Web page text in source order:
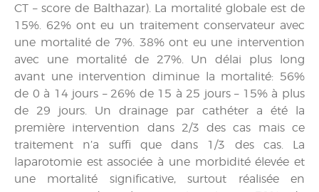
CT – score de Balthazar). La mortalité globale est de
15%. 62% ont eu un traitement conservateur avec
une mortalité de 7%. 38% ont eu une intervention
avec une mortalité de 27%. Un délai plus long
avant une intervention diminue la mortalité: 56%
de 0 à 14 jours – 26% de 15 à 25 jours – 15% à plus
de 29 jours. Un drainage par cathéter a été la
première intervention dans 2/3 des cas mais ce
traitement n’a suffi que dans 1/3 des cas. La
laparotomie est associée à une morbidité élevée et
une mortalité significative, surtout réalisée en